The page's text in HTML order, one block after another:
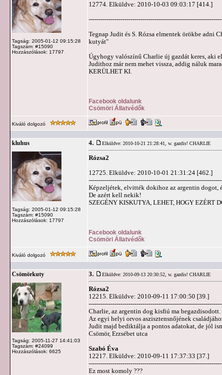
Tagság: 2005-01-12 09:15:28
Tagszám: #15090
Hozzászólások: 17797
12774. Elküldve: 2010-10-03 09:03:17 [414.]
Tegnap Judit és S. Rózsa elmentek örökbe adni
kutyát"
Úgyhogy valószínű Charlie új gazdát keres, aki
Judithoz már nem mehet vissza, addig náluk
KERÜLHET KI.
Facebook oldalunk
Csömöri Állatvédők
Kiváló dolgozó
kluhus
Tagság: 2005-01-12 09:15:28
Tagszám: #15090
Hozzászólások: 17797
4. Elküldve: 2010-10-21 21:28:41, w. gazdis! CHARLIE
Rózsa2
12725. Elküldve: 2010-10-01 21:31:24 [462.]
Képzeljétek, elvitték dokihoz az argentin dogot,
De azért kell nekik!
SZEGÉNY KISKUTYA, LEHET, HOGY EZÉRT
Facebook oldalunk
Csömöri Állatvédők
Kiváló dolgozó
Csömörkuty
Tagság: 2005-11-27 14:41:03
Tagszám: #24099
Hozzászólások: 6625
3. Elküldve: 2010-09-13 20:30:52, w. gazdis! CHARLIE
Rózsa2
12215. Elküldve: 2010-09-11 17:00:50 [39.]
Charlie, az argentin dog kisfiú ma begazdisodott.
Az egyi helyi orvos aszisztensnőjének
Judit majd bediktálja a pontos adatokat, de jól
Csömör, Erzsébet utca
Szabó Éva
12217. Elküldve: 2010-09-11 17:37:33 [37.]
Ez most komoly ???